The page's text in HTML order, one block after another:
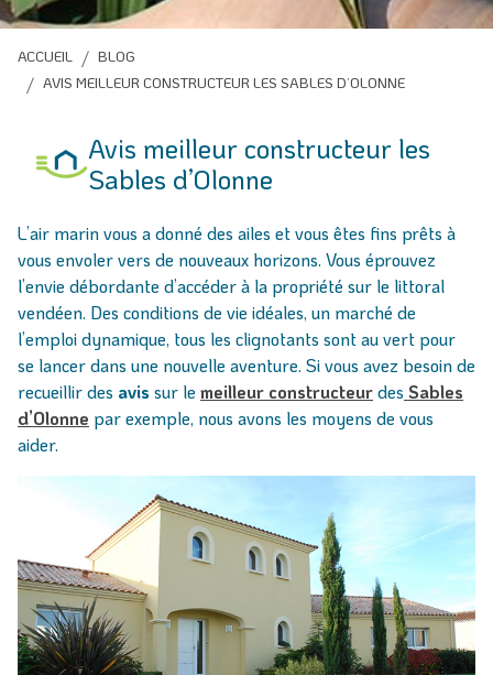
ACCUEIL
BLOG
AVIS MEILLEUR CONSTRUCTEUR LES SABLES D’OLONNE
Avis meilleur constructeur les
Sables d’Olonne
L’air marin vous a donné des ailes et vous êtes fins prêts à
vous envoler vers de nouveaux horizons. Vous éprouvez
l’envie débordante d’accéder à la propriété sur le littoral
vendéen. Des conditions de vie idéales, un marché de
l’emploi dynamique, tous les clignotants sont au vert pour
se lancer dans une nouvelle aventure. Si vous avez besoin de
recueillir des avis sur le meilleur constructeurdes Sables
d’Olonne par exemple, nous avons les moyens de vous
aider.